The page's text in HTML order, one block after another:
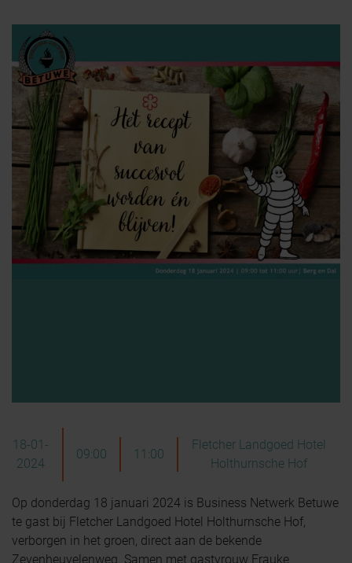
18-01-
2024
09:00 11:00
Fletcher Landgoed Hotel
Holthurnsche Hof
Op donderdag 18 januari 2024 is Business Netwerk Betuwe
te gast bij Fletcher Landgoed Hotel Holthurnsche Hof,
verborgen in het groen, direct aan de bekende
Zevenheuvelenweg. Samen met gastvrouw Frauke